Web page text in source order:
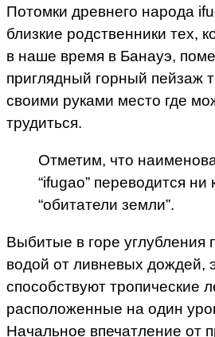
Потомки древнего народа
близкие родственники тех,
в наше время в Банауэ,
приглядный горный пейзаж
своими руками место где
трудиться.
Отметим, что
“ifugao” переводится ни
“обитатели земли”.
Выбитые в горе углубления
водой от ливневых дождей,
способствуют тропические
расположенные на один
Начальное впечатление от